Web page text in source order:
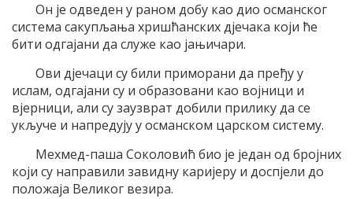
Он је одведен у раном добу као дио османског
система сакупљања хришћанских дјечака који ће
бити одгајани да служе као јањичари.
Ови дјечаци су били приморани да пређу у
ислам, одгајани су и образовани као војници и
вјерници, али су заузврат добили прилику да се
укључе и напредују у османском царском систему.
Мехмед-паша Соколовић био је један од бројних
који су направили завидну каријеру и доспјели до
положаја Великог везира.